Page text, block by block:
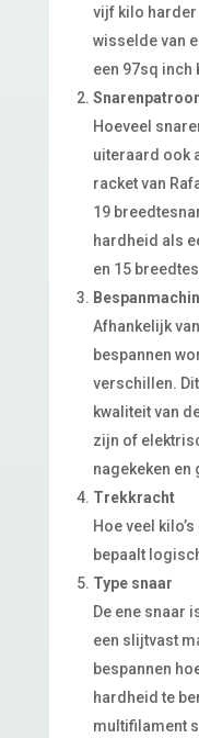
vijf kilo harder
wisselde van
een 97sq inch
Hoeveel
uiteraard ook
racket van
19
hardheid als
en 15
Afhankelijk
bespannen
verschillen.
kwaliteit van
zijn of
nagekeken
Trekkracht
Hoe veel
bepaalt
Type snaar
De ene snaar
een slijtvast
bespannen
hardheid te
multifilament